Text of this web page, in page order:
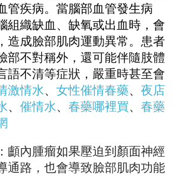
管疾病。當腦部血管發生病
組織缺血、缺氧或出血時，會
造成臉部肌肉運動異常。患者
部不對稱外，還可能伴隨肢體
語不清等症狀，嚴重時甚至會
激情水、 女性催情春藥、 夜店
、 催情水、 春藥哪裡買、 春藥
內腫瘤如果壓迫到顏面神經
通路，也會導致臉部肌肉功能